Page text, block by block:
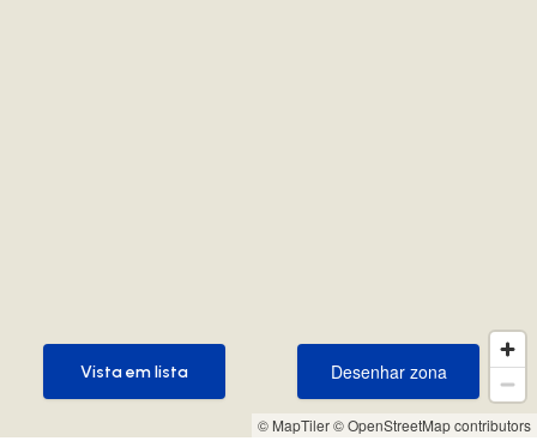
© MapTiler© OpenStreetMap contributors
Desenhar zona
Desenhar zona
Vista em lista
Vista em lista